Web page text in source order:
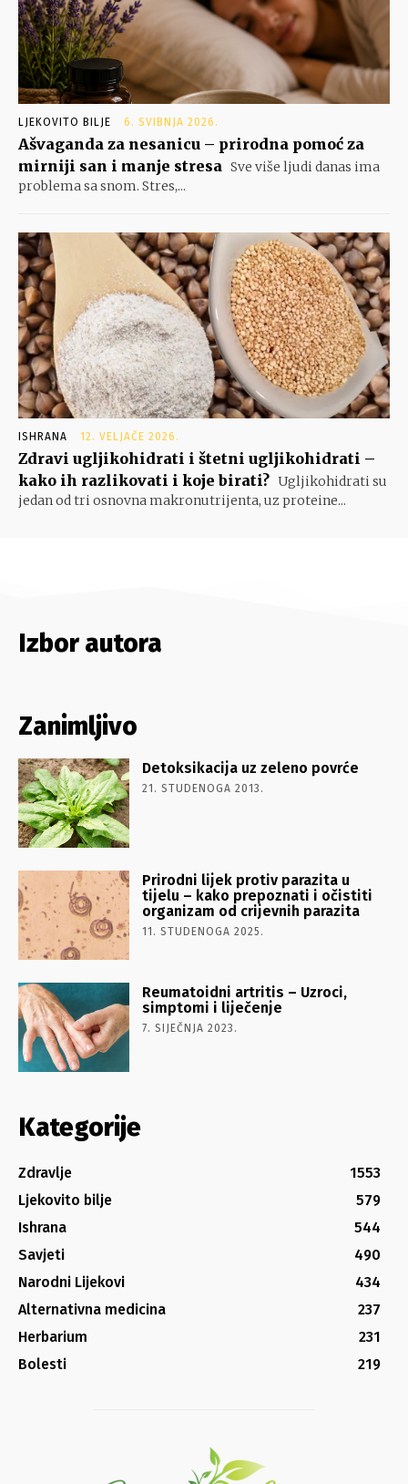
LJEKOVITO BILJE 6. SVIBNJA 2026.
Ašvaganda za nesanicu – prirodna pomoć za
mirniji san i manje stresa Sve više ljudi danas ima
problema sa snom. Stres,...
ISHRANA 12. VELJAČE 2026.
Zdravi ugljikohidrati i štetni ugljikohidrati –
kako ih razlikovati i koje birati? Ugljikohidrati su
jedan od tri osnovna makronutrijenta, uz proteine...
Izbor autora
Zanimljivo
Detoksikacija uz zeleno povrće
21. STUDENOGA 2013.
Prirodni lijek protiv parazita u
tijelu – kako prepoznati i očistiti
organizam od crijevnih parazita
11. STUDENOGA 2025.
Reumatoidni artritis – Uzroci,
simptomi i liječenje
7. SIJEČNJA 2023.
Kategorije
Zdravlje
1553
Ljekovito bilje
579
Ishrana
544
Savjeti
490
Narodni Lijekovi
434
Alternativna medicina
237
Herbarium
231
Bolesti
219